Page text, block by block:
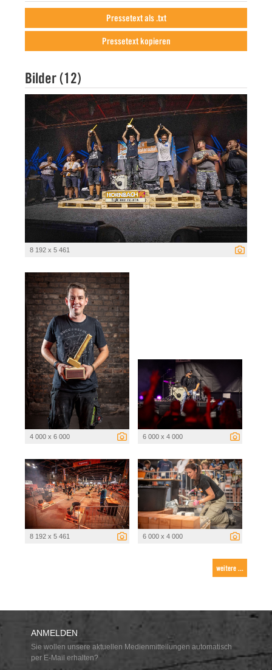
Pressetext als .txt
Pressetext kopieren
Bilder (12)
8 192 x 5 461
4 000 x 6 000 6 000 x 4 000
8 192 x 5 461 6 000 x 4 000
weitere ...
ANMELDEN
Sie wollen unsere aktuellen Medienmitteilungen automatisch
per E-Mail erhalten?